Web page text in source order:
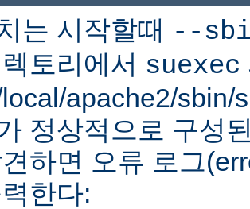
는 시작할때 --
토리에서 suexec
apache2/sbin/
정상적으로 구성
하면 오류 로그
한다: